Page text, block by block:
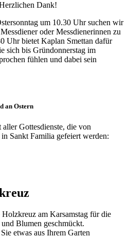
Dank!
um 10.30 Uhr suchen wir
oder Messdienerinnen zu
Uhr bietet Kaplan Smettan dafür
sich bis Gründonnerstag im
fühlen und dabei sein
an Ostern
Gottesdienste, die von
Sankt Familia gefeiert werden:
am Karsamstag für die
Blumen geschmückt.
etwas aus Ihrem Garten